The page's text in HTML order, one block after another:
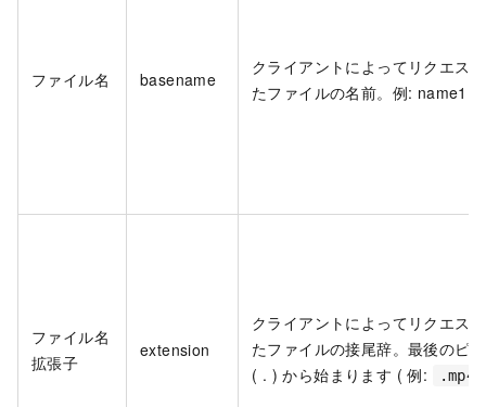
ファイル名 basename
クライアントによってリクエス
たファイルの名前。例: name1。
ファイル名
拡張子
extension
クライアントによってリクエス
たファイルの接尾辞。最後のピ
( . ) から始まります ( 例:
.mp4